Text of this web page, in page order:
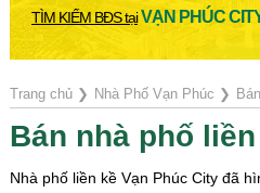
TÌM KIẾM BĐS tạiVẠN PHÚC
Trang chủ❯ Nhà Phố Vạn Phúc ❯
Bán nhà phố
Nhà phố liền kề Vạn Phúc City đã